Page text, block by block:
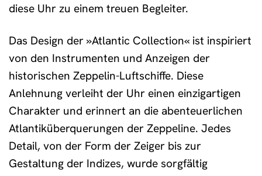
diese Uhr zu einem treuen Begleiter.
Das Design der »Atlantic Collection« ist inspiriert
von den Instrumenten und Anzeigen der
historischen Zeppelin-Luftschiffe. Diese
Anlehnung verleiht der Uhr einen einzigartigen
Charakter und erinnert an die abenteuerlichen
Atlantiküberquerungen der Zeppeline. Jedes
Detail, von der Form der Zeiger bis zur
Gestaltung der Indizes, wurde sorgfältig